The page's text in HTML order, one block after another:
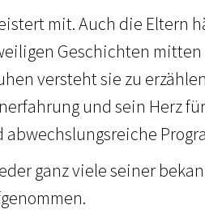
mit. Auch die Eltern
Geschichten mitten
versteht sie zu
und sein Herz
ganz viele seiner